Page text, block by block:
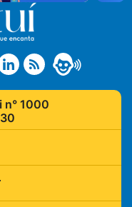
n° 1000